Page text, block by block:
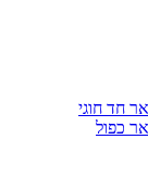
חד חוגי
כפול